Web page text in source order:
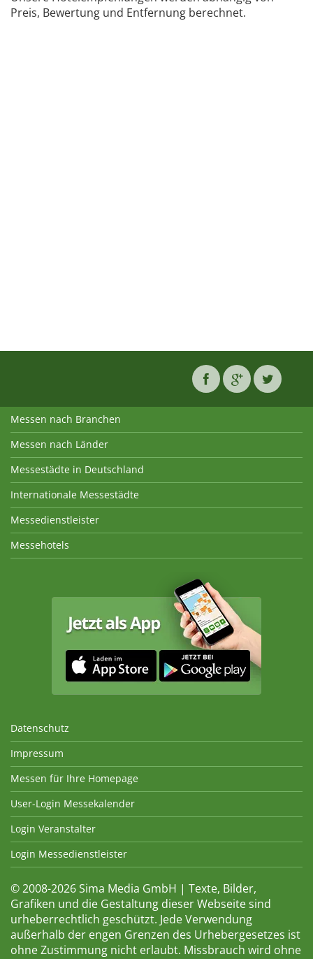
Preis, Bewertung und Entfernung berechnet.
Messen nach Branchen
Messen nach Länder
Messestädte in Deutschland
Internationale Messestädte
Messedienstleister
Messehotels
Datenschutz
Impressum
Messen für Ihre Homepage
User-Login Messekalender
Login Veranstalter
Login Messedienstleister
© 2008-2026 Sima Media GmbH | Texte, Bilder,
Grafiken und die Gestaltung dieser Webseite sind
urheberrechtlich geschützt. Jede Verwendung
außerhalb der engen Grenzen des Urhebergesetzes ist
ohne Zustimmung nicht erlaubt. Missbrauch wird ohne